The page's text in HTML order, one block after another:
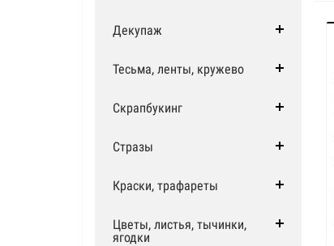
Декупаж
Тесьма, ленты, кружево
Скрапбукинг
Стразы
Краски, трафареты
Цветы, листья, тычинки,
ягодки